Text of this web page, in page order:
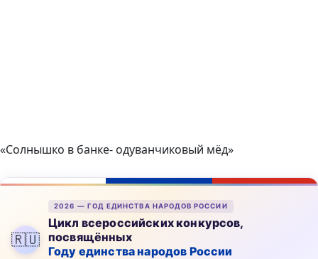
«Солнышко в банке- одуванчиковый мёд»
🇷🇺
2026 — ГОД ЕДИНСТВА НАРОДОВ РОССИИ
Цикл всероссийских конкурсов,
посвящённых
Году единства народов России